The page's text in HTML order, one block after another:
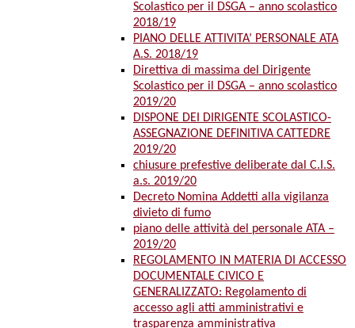
Scolastico per il DSGA – anno scolastico
2018/19
PIANO DELLE ATTIVITA’ PERSONALE ATA
A.S. 2018/19
Direttiva di massima del Dirigente
Scolastico per il DSGA – anno scolastico
2019/20
DISPONE DEI DIRIGENTE SCOLASTICO-
ASSEGNAZIONE DEFINITIVA CATTEDRE
2019/20
chiusure prefestive deliberate dal C.I.S.
a.s. 2019/20
Decreto Nomina Addetti alla vigilanza
divieto di fumo
piano delle attività del personale ATA –
2019/20
REGOLAMENTO IN MATERIA DI ACCESSO
DOCUMENTALE CIVICO E
GENERALIZZATO: Regolamento di
accesso agli atti amministrativi e
trasparenza amministrativa